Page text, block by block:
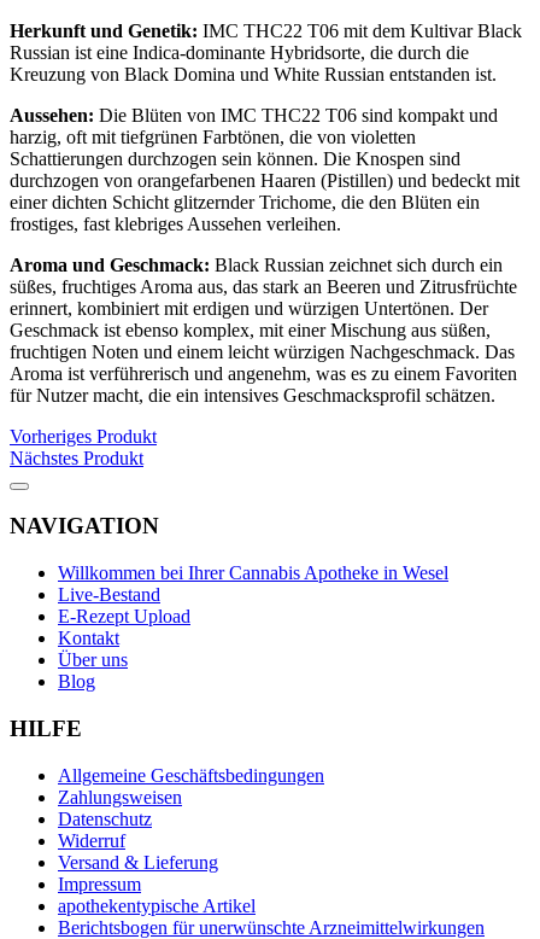
Herkunft und Genetik: IMC THC22 T06 mit dem Kultivar Black
Russian ist eine Indica-dominante Hybridsorte, die durch die
Kreuzung von Black Domina und White Russian entstanden ist.
Aussehen: Die Blüten von IMC THC22 T06 sind kompakt und
harzig, oft mit tiefgrünen Farbtönen, die von violetten
Schattierungen durchzogen sein können. Die Knospen sind
durchzogen von orangefarbenen Haaren (Pistillen) und bedeckt mit
einer dichten Schicht glitzernder Trichome, die den Blüten ein
frostiges, fast klebriges Aussehen verleihen.
Aroma und Geschmack: Black Russian zeichnet sich durch ein
süßes, fruchtiges Aroma aus, das stark an Beeren und Zitrusfrüchte
erinnert, kombiniert mit erdigen und würzigen Untertönen. Der
Geschmack ist ebenso komplex, mit einer Mischung aus süßen,
fruchtigen Noten und einem leicht würzigen Nachgeschmack. Das
Aroma ist verführerisch und angenehm, was es zu einem Favoriten
für Nutzer macht, die ein intensives Geschmacksprofil schätzen.
Vorheriges Produkt
Nächstes Produkt
NAVIGATION
Willkommen bei Ihrer Cannabis Apotheke in Wesel
Live-Bestand
E-Rezept Upload
Kontakt
Über uns
Blog
HILFE
Allgemeine Geschäftsbedingungen
Zahlungsweisen
Datenschutz
Widerruf
Versand & Lieferung
Impressum
apothekentypische Artikel
Berichtsbogen für unerwünschte Arzneimittelwirkungen